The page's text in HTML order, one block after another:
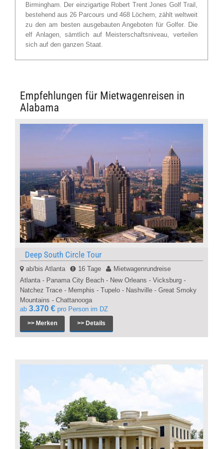
Birmingham. Der einzigartige Robert Trent Jones Golf Trail,
bestehend aus 26 Parcours und 468 Löchern, zählt weltweit
zu den am besten ausgebauten Angeboten für Golfer. Die
elf Anlagen, sämtlich auf Meisterschaftsniveau, verteilen
sich auf den ganzen Staat.
Empfehlungen für Mietwagenreisen in
Alabama
Deep South Circle Tour
ab/bis Atlanta 16 Tage
Mietwagenrundreise
Atlanta - Panama City Beach - New Orleans - Vicksburg -
Natchez Trace - Memphis - Tupelo - Nashville - Great Smoky
Mountains - Chattanooga
ab 3.370 € pro Person im DZ
>> Merken >> Details